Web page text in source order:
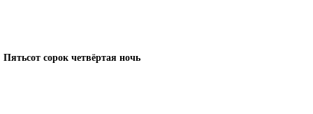
Пятьсот сорок четвёртая ночь